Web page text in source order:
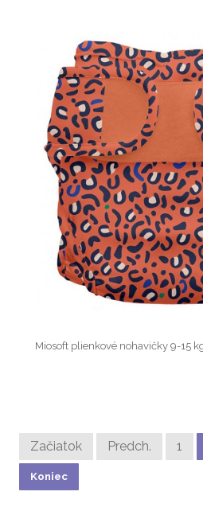
Miosoft plienkové nohavičky 9-15
Začiatok Predch. 1
Koniec